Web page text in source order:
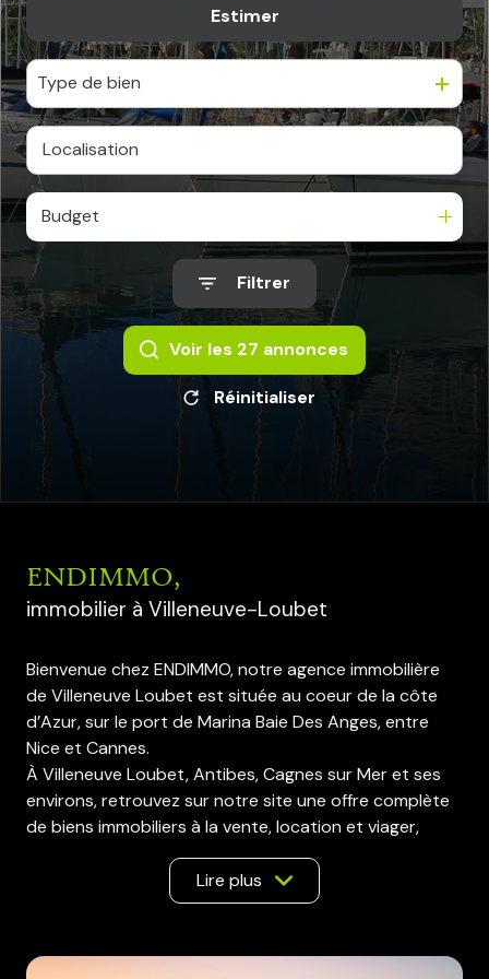
AVIS
CLIENTS
CONTACT
Du neuf
Estimer
Type de bien
Budget
Filtrer
Voir les 27 annonces
Réinitialiser
ENDIMMO,
immobilier à Villeneuve-Loubet
Bienvenue chez ENDIMMO, notre agence immobilière
de Villeneuve Loubet est située au coeur de la côte
d’Azur, sur le port de Marina Baie Des Anges, entre
Nice et Cannes.
À Villeneuve Loubet, Antibes, Cagnes sur Mer et ses
environs, retrouvez sur notre site une offre complète
de biens immobiliers à la vente, location et viager,
appartements et maisons à Villeneuve Loubet, Biot,
Valbonne, Cagnes sur Mer, Saint Laurent du Var, Nice,
Antibes, Juan Les Pins, Golfe Juan, Vallauris, Cannes.
d'agent immobilier et du secteur pour vous aider à
Lire plus